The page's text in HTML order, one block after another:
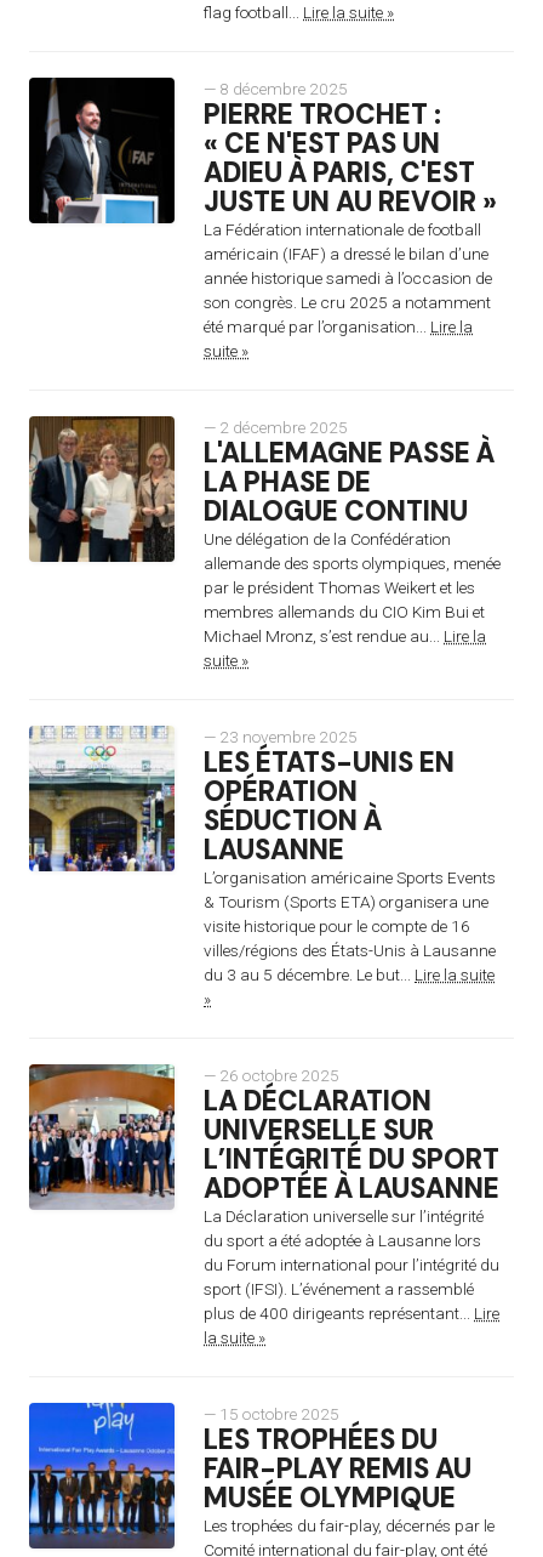
flag football... Lire la suite »
— 8 décembre 2025
PIERRE TROCHET :
« CE N'EST PAS UN
ADIEU À PARIS, C'EST
JUSTE UN AU REVOIR »
La Fédération internationale de football
américain (IFAF) a dressé le bilan d’une
année historique samedi à l’occasion de
son congrès. Le cru 2025 a notamment
été marqué par l’organisation... Lire la
suite »
— 2 décembre 2025
L'ALLEMAGNE PASSE À
LA PHASE DE
DIALOGUE CONTINU
Une délégation de la Confédération
allemande des sports olympiques, menée
par le président Thomas Weikert et les
membres allemands du CIO Kim Bui et
Michael Mronz, s’est rendue au... Lire la
suite »
— 23 novembre 2025
LES ÉTATS-UNIS EN
OPÉRATION
SÉDUCTION À
LAUSANNE
L’organisation américaine Sports Events
& Tourism (Sports ETA) organisera une
visite historique pour le compte de 16
villes/régions des États-Unis à Lausanne
du 3 au 5 décembre. Le but... Lire la suite
»
— 26 octobre 2025
LA DÉCLARATION
UNIVERSELLE SUR
L’INTÉGRITÉ DU SPORT
ADOPTÉE À LAUSANNE
La Déclaration universelle sur l’intégrité
du sport a été adoptée à Lausanne lors
du Forum international pour l’intégrité du
sport (IFSI). L’événement a rassemblé
plus de 400 dirigeants représentant... Lire
la suite »
— 15 octobre 2025
LES TROPHÉES DU
FAIR-PLAY REMIS AU
MUSÉE OLYMPIQUE
Les trophées du fair-play, décernés par le
Comité international du fair-play, ont été